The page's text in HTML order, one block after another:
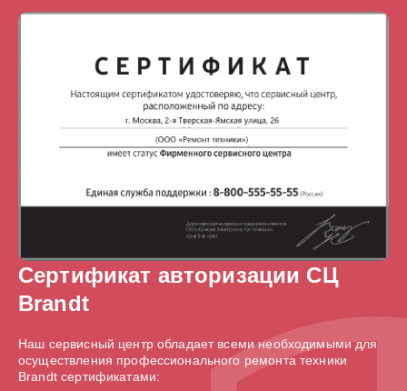
Сертификат авторизации СЦ
Brandt
Наш сервисный центр обладает всеми необходимыми для
осуществления профессионального ремонта техники
Brandt сертификатами: